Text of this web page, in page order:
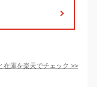
在庫を楽天でチェック >>